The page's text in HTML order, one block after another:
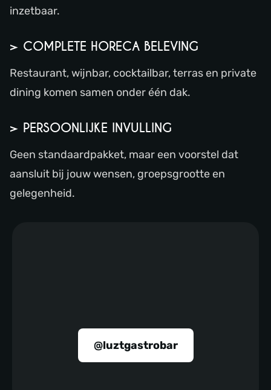
inzetbaar.
> COMPLETE HORECA BELEVING
Restaurant, wijnbar, cocktailbar, terras en private
dining komen samen onder één dak.
> PERSOONLIJKE INVULLING
Geen standaardpakket, maar een voorstel dat
aansluit bij jouw wensen, groepsgrootte en
gelegenheid.
@luztgastrobar